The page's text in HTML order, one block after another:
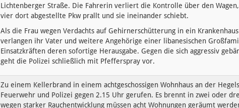
Lichtenberger Straße. Die Fahrerin verliert die Kontrolle über den
vier dort abgestellte Pkw prallt und sie ineinander schiebt.
Als die Frau wegen Verdachts auf Gehirnerschütterung in ein
verlangen ihr Vater und weitere Angehörige einer libanesischen
Einsatzkräften deren sofortige Herausgabe. Gegen die sich aggressiv
geht die Polizei schließlich mit Pfefferspray vor.
Zu einem Kellerbrand in einem achtgeschossigen Wohnhaus an der
Feuerwehr und Polizei gegen 2.15 Uhr gerufen. Es brennt in zwei oder
wegen starker Rauchentwicklung müssen acht Wohnungen geräumt